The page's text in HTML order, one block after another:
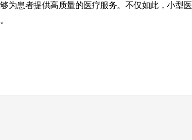
为患者提供高质量的医疗服务。不仅如此，小型医